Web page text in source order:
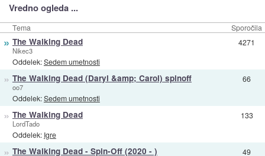
Vredno ogleda ...
Tema Sporočila
» The Walking Dead
Nikec3
Oddelek:Sedem umetnosti
4271
» The Walking Dead (Daryl &amp; Carol) spinoff
oo7
Oddelek:Sedem umetnosti
66
» The Walking Dead
LordTado
Oddelek: Igre
133
» The Walking Dead - Spin-Off (2020 - ) 49